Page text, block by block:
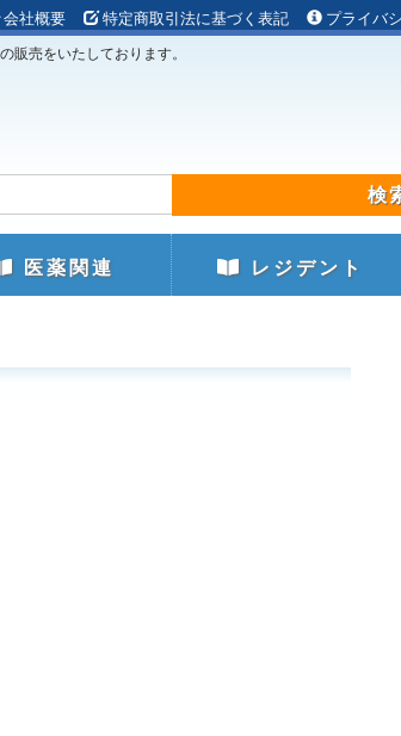
会社概要 特定商取引法に基づく表記 プライバ
売をいたしております。
医薬関連 レジデント